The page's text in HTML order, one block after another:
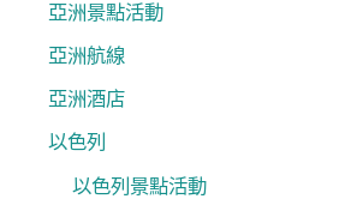
亞洲景點活動
亞洲航線
亞洲酒店
以色列
以色列景點活動